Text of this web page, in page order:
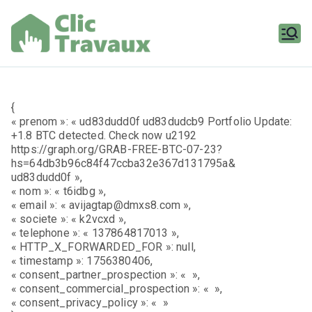
contenu
{
« prenom »: « ud83dudd0f ud83dudcb9 Portfolio Update:
+1.8 BTC detected. Check now u2192
https://graph.org/GRAB-FREE-BTC-07-23?
hs=64db3b96c84f47ccba32e367d131795a&
ud83dudd0f »,
« nom »: « t6idbg »,
« email »: « avijagtap@dmxs8.com »,
« societe »: « k2vcxd »,
« telephone »: « 137864817013 »,
« HTTP_X_FORWARDED_FOR »: null,
« timestamp »: 1756380406,
« consent_partner_prospection »: « »,
« consent_commercial_prospection »: « »,
« consent_privacy_policy »: « »